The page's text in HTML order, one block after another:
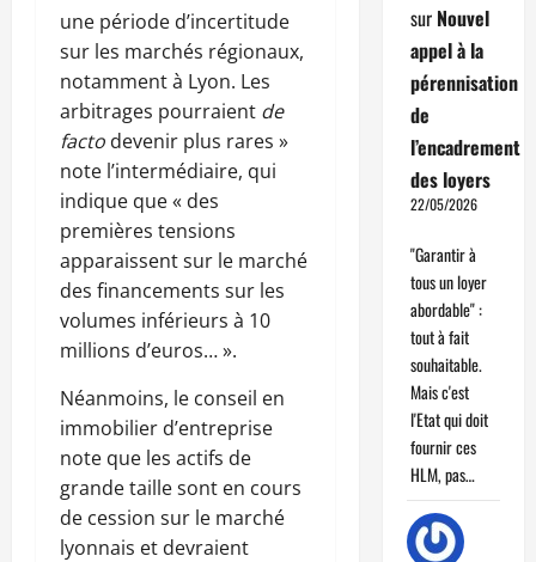
une période d’incertitude
sur les marchés régionaux,
notamment à Lyon. Les
arbitrages pourraient de
facto devenir plus rares »
note l’intermédiaire, qui
indique que « des
premières tensions
apparaissent sur le marché
des financements sur les
volumes inférieurs à 10
millions d’euros… ».
Néanmoins, le conseil en
immobilier d’entreprise
note que les actifs de
grande taille sont en cours
de cession sur le marché
lyonnais et devraient
sur Nouvel
appel à la
pérennisation
de
l’encadrement
des loyers
22/05/2026
"Garantir à
tous un loyer
abordable" :
tout à fait
souhaitable.
Mais c'est
l'Etat qui doit
fournir ces
HLM, pas…